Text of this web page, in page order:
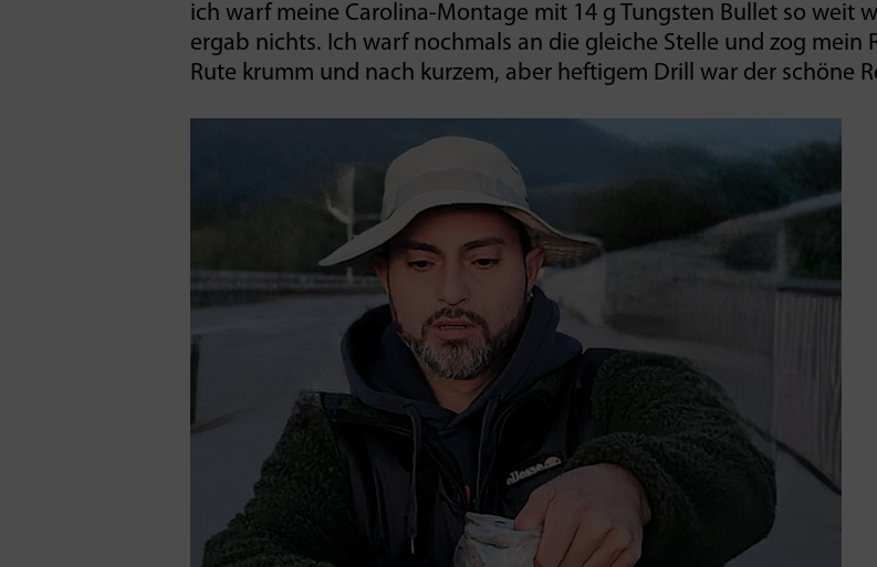
ich warf meine Carolina-Montage mit 14 g Tungsten Bullet so weit
ergab nichts. Ich warf nochmals an die gleiche Stelle und zog mein
Rute krumm und nach kurzem, aber heftigem Drill war der schöne